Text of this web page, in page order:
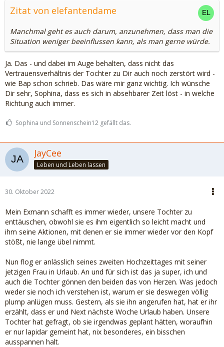
Zitat von elefantendame
Manchmal geht es auch darum, anzunehmen, dass man die
Situation weniger beeinflussen kann, als man gerne würde.
Ja. Das - und dabei im Auge behalten, dass nicht das
Vertrauensverhältnis der Tochter zu Dir auch noch zerstört wird -
wie Bap schon schrieb. Das wäre mir ganz wichtig. Ich wünsche
Dir sehr, Sophina, dass es sich in absehbarer Zeit löst - in welche
Richtung auch immer.
Sophina und Sonnenschein12 gefällt das.
JayCee
Leben und Leben lassen
30. Oktober 2022
Mein Exmann schafft es immer wieder, unsere Tochter zu
enttäuschen, obwohl sie es ihm eigentlich so leicht macht und
ihm seine Aktionen, mit denen er sie immer wieder vor den Kopf
stößt, nie lange übel nimmt.
Nun flog er anlässlich seines zweiten Hochzeittages mit seiner
jetzigen Frau in Urlaub. An und für sich ist das ja super, ich und
auch die Tochter gönnen den beiden das von Herzen. Was jedoch
weder sie noch ich verstehen ist, warum er sie deswegen völlig
plump anlügen muss. Gestern, als sie ihn angerufen hat, hat er ihr
erzählt, dass er und Next nächste Woche Urlaub haben. Unsere
Tochter hat gefragt, ob sie irgendwas geplant hätten, woraufhin
er nur lapidar gemeint hat, nix besonderes, ein bisschen
ausspannen halt.